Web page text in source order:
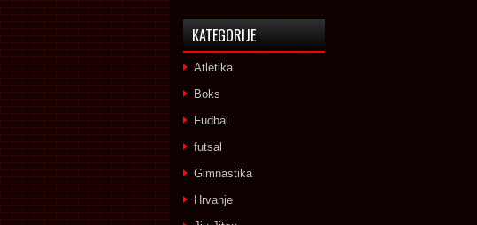
KATEGORIJE
Atletika
Boks
Fudbal
futsal
Gimnastika
Hrvanje